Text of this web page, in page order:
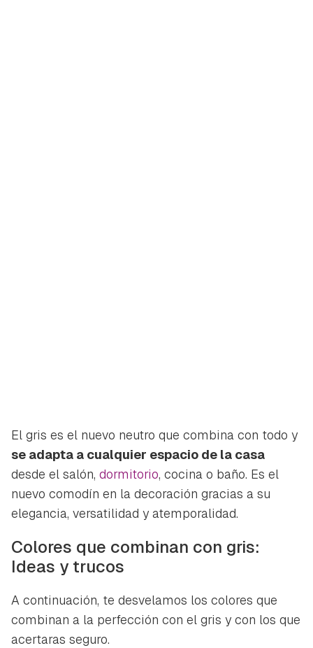
El gris es el nuevo neutro que combina con todo y
se adapta a cualquier espacio de la casa
desde el salón, dormitorio, cocina o baño. Es el
nuevo comodín en la decoración gracias a su
elegancia, versatilidad y atemporalidad.
Colores que combinan con gris:
Ideas y trucos
A continuación, te desvelamos los colores que
combinan a la perfección con el gris y con los que
acertaras seguro.